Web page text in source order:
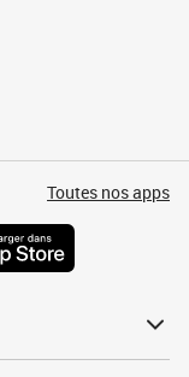
Toutes nos apps